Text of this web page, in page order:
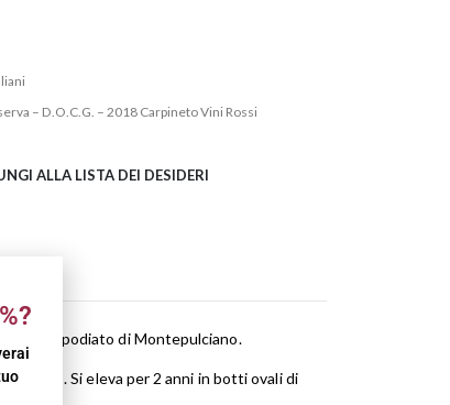
– D.O.C.G. – 2018 Carpineto Vini Rossi
ALLA LISTA DEI DESIDERI
dell’appodiato di Montepulciano.
i 30°C. Si eleva per 2 anni in botti ovali di